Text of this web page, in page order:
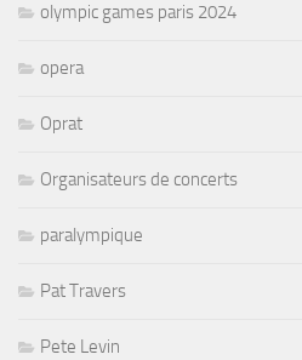
olympic games paris 2024
opera
Oprat
Organisateurs de concerts
paralympique
Pat Travers
Pete Levin